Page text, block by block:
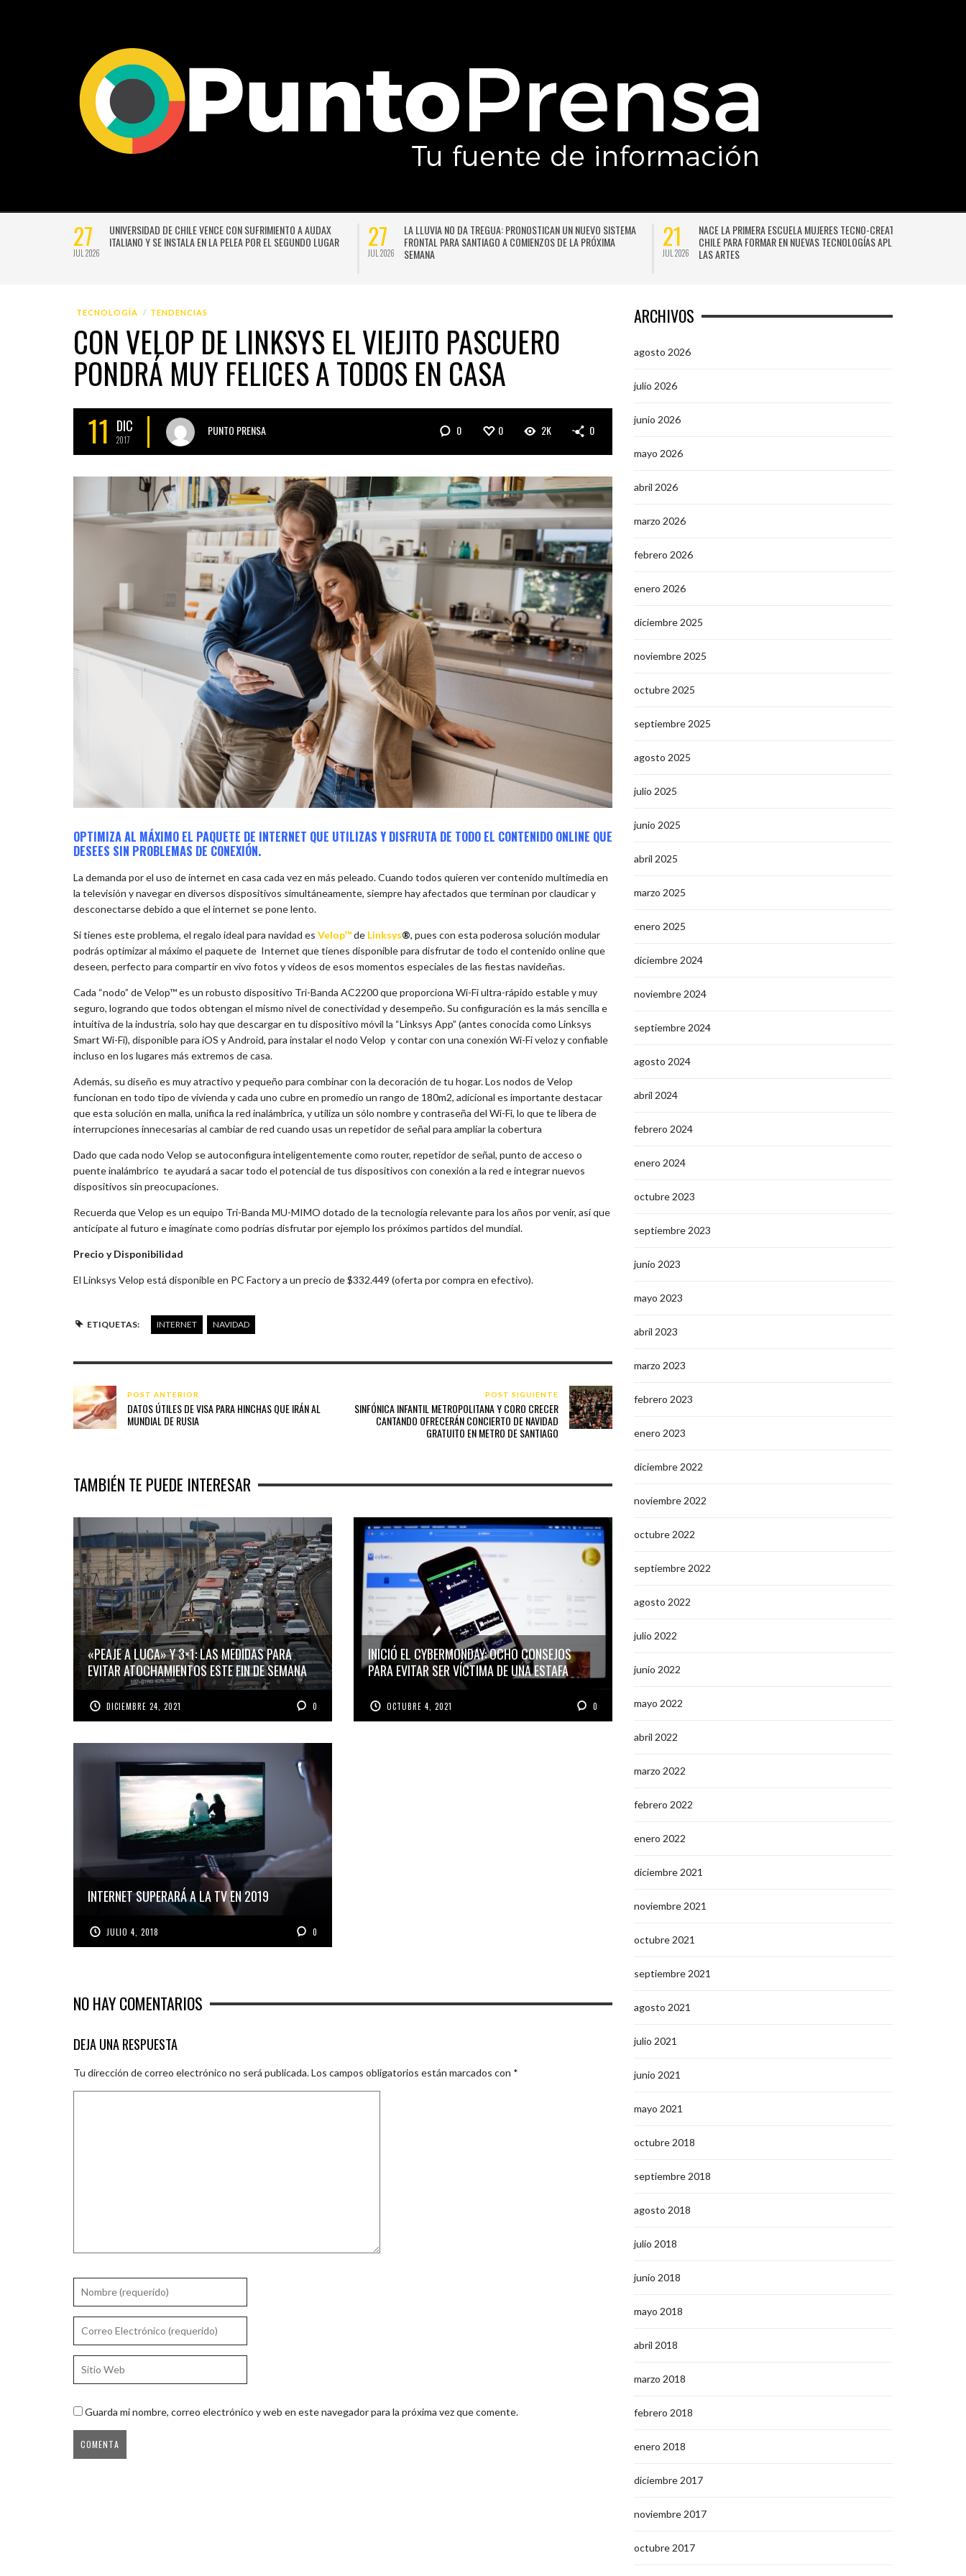
27
JUL 2026
UNIVERSIDAD DE CHILE VENCE CON SUFRIMIENTO A AUDAX
ITALIANO Y SE INSTALA EN LA PELEA POR EL SEGUNDO LUGAR
27
JUL 2026
LA LLUVIA NO DA TREGUA: PRONOSTICAN UN NUEVO SISTEMA
FRONTAL PARA SANTIAGO A COMIENZOS DE LA PRÓXIMA
SEMANA
21
JUL 2026
NACE LA PRIMERA ESCUELA MUJERES TECNO-CREATIVAS DE
CHILE PARA FORMAR EN NUEVAS TECNOLOGÍAS APLICADAS A
LAS ARTES
TECNOLOGÍA TENDENCIAS
CON VELOP DE LINKSYS EL VIEJITO PASCUERO
PONDRÁ MUY FELICES A TODOS EN CASA
11 DIC
2017
PUNTO PRENSA 0 0 2K 0
OPTIMIZA AL MÁXIMO EL PAQUETE DE INTERNET QUE UTILIZAS Y DISFRUTA DE TODO EL CONTENIDO ONLINE QUE
DESEES SIN PROBLEMAS DE CONEXIÓN.
La demanda por el uso de internet en casa cada vez en más peleado. Cuando todos quieren ver contenido multimedia en
la televisión y navegar en diversos dispositivos simultáneamente, siempre hay afectados que terminan por claudicar y
desconectarse debido a que el internet se pone lento.
Si tienes este problema, el regalo ideal para navidad es Velop™de Linksys®, pues con esta poderosa solución modular
podrás optimizar al máximo el paquete de Internet que tienes disponible para disfrutar de todo el contenido online que
deseen, perfecto para compartir en vivo fotos y videos de esos momentos especiales de las fiestas navideñas.
Cada “nodo” de Velop™ es un robusto dispositivo Tri-Banda AC2200 que proporciona Wi-Fi ultra-rápido estable y muy
seguro, logrando que todos obtengan el mismo nivel de conectividad y desempeño. Su configuración es la más sencilla e
intuitiva de la industria, solo hay que descargar en tu dispositivo móvil la “Linksys App” (antes conocida como Linksys
Smart Wi-Fi), disponible para iOS y Android, para instalar el nodo Velop y contar con una conexión Wi-Fi veloz y confiable
incluso en los lugares más extremos de casa.
Además, su diseño es muy atractivo y pequeño para combinar con la decoración de tu hogar. Los nodos de Velop
funcionan en todo tipo de vivienda y cada uno cubre en promedio un rango de 180m2, adicional es importante destacar
que esta solución en malla, unifica la red inalámbrica, y utiliza un sólo nombre y contraseña del Wi-Fi, lo que te libera de
interrupciones innecesarias al cambiar de red cuando usas un repetidor de señal para ampliar la cobertura
Dado que cada nodo Velop se autoconfigura inteligentemente como router, repetidor de señal, punto de acceso o
puente inalámbrico te ayudará a sacar todo el potencial de tus dispositivos con conexión a la red e integrar nuevos
dispositivos sin preocupaciones.
Recuerda que Velop es un equipo Tri-Banda MU-MIMO dotado de la tecnología relevante para los años por venir, así que
anticípate al futuro e imagínate como podrías disfrutar por ejemplo los próximos partidos del mundial.
Precio y Disponibilidad
El Linksys Velop está disponible en PC Factory a un precio de $332.449 (oferta por compra en efectivo).
ETIQUETAS: INTERNET NAVIDAD
POST ANTERIOR
DATOS ÚTILES DE VISA PARA HINCHAS QUE IRÁN AL
MUNDIAL DE RUSIA
POST SIGUIENTE
SINFÓNICA INFANTIL METROPOLITANA Y CORO CRECER
CANTANDO OFRECERÁN CONCIERTO DE NAVIDAD
GRATUITO EN METRO DE SANTIAGO
TAMBIÉN TE PUEDE INTERESAR
«PEAJE A LUCA» Y 3×1: LAS MEDIDAS PARA
EVITAR ATOCHAMIENTOS ESTE FIN DE SEMANA
DICIEMBRE 24, 2021 0
INICIÓ EL CYBERMONDAY: OCHO CONSEJOS
PARA EVITAR SER VÍCTIMA DE UNA ESTAFA
OCTUBRE 4, 2021 0
INTERNET SUPERARÁ A LA TV EN 2019
JULIO 4, 2018 0
NO HAY COMENTARIOS
DEJA UNA RESPUESTA
Tu dirección de correo electrónico no será publicada.Los campos obligatorios están marcados con *
Guarda mi nombre, correo electrónico y web en este navegador para la próxima vez que comente.
ARCHIVOS
agosto 2026
julio 2026
junio 2026
mayo 2026
abril 2026
marzo 2026
febrero 2026
enero 2026
diciembre 2025
noviembre 2025
octubre 2025
septiembre 2025
agosto 2025
julio 2025
junio 2025
abril 2025
marzo 2025
enero 2025
diciembre 2024
noviembre 2024
septiembre 2024
agosto 2024
abril 2024
febrero 2024
enero 2024
octubre 2023
septiembre 2023
junio 2023
mayo 2023
abril 2023
marzo 2023
febrero 2023
enero 2023
diciembre 2022
noviembre 2022
octubre 2022
septiembre 2022
agosto 2022
julio 2022
junio 2022
mayo 2022
abril 2022
marzo 2022
febrero 2022
enero 2022
diciembre 2021
noviembre 2021
octubre 2021
septiembre 2021
agosto 2021
julio 2021
junio 2021
mayo 2021
octubre 2018
septiembre 2018
agosto 2018
julio 2018
junio 2018
mayo 2018
abril 2018
marzo 2018
febrero 2018
enero 2018
diciembre 2017
noviembre 2017
octubre 2017